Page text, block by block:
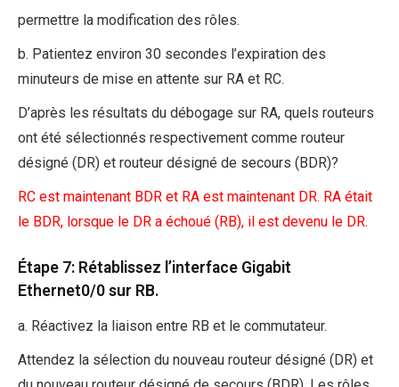
permettre la modification des rôles.
b. Patientez environ 30 secondes l’expiration des
minuteurs de mise en attente sur RA et RC.
D’après les résultats du débogage sur RA, quels routeurs
ont été sélectionnés respectivement comme routeur
désigné (DR) et routeur désigné de secours (BDR)?
RC est maintenant BDR et RA est maintenant DR. RA était
le BDR, lorsque le DR a échoué (RB), il est devenu le DR.
Étape 7: Rétablissez l’interface Gigabit
Ethernet0/0 sur RB.
a. Réactivez la liaison entre RB et le commutateur.
Attendez la sélection du nouveau routeur désigné (DR) et